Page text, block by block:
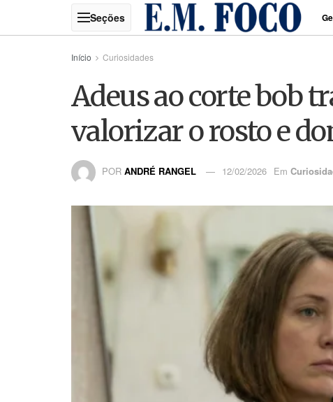
Início Curiosidades
Adeus ao corte bob
valorizar o rosto e
POR ANDRÉ RANGEL 12/02/2026 Em